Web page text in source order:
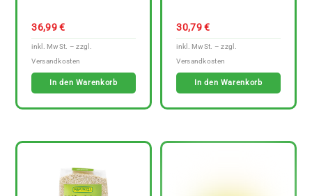
36,99€
In den Warenkorb
30,79€
In den Warenkorb